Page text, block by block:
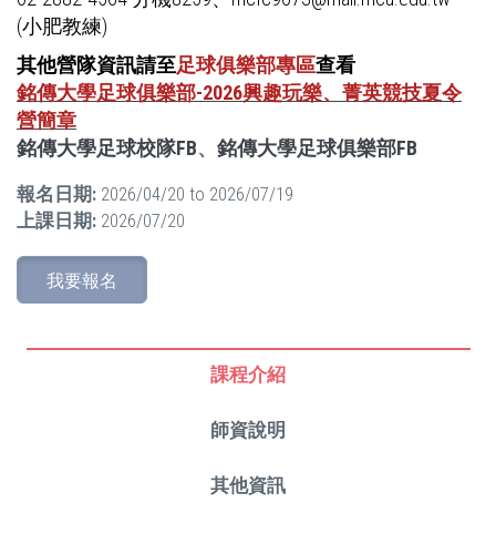
(小肥教練)
其他營隊資訊請至足球俱樂部專區查看
銘傳大學足球俱樂部-2026興趣玩樂、菁英競技夏令
營簡章
銘傳大學足球校隊FB、 銘傳大學足球俱樂部FB
報名日期: 2026/04/20 to 2026/07/19
上課日期: 2026/07/20
我要報名
課程介紹
師資說明
其他資訊